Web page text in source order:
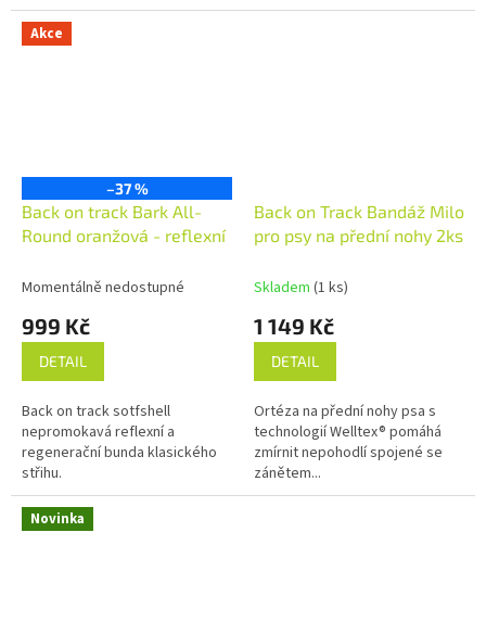
Akce
–37 %
Back on track Bark All-
Round oranžová - reflexní
Momentálně nedostupné
999 Kč
DETAIL
Back on track sotfshell
nepromokavá reflexní a
regenerační bunda klasického
střihu.
Back on Track Bandáž Milo
pro psy na přední nohy 2ks
Skladem (1 ks)
1 149 Kč
DETAIL
Ortéza na přední nohy psa s
technologií Welltex® pomáhá
zmírnit nepohodlí spojené se
zánětem...
Novinka